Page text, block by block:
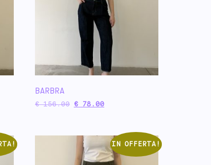
BARBRA
€156.00 € 78.00
IN OFFERTA!